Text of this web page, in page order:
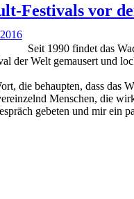
Festivals vor
Seit 1990 findet das
der Welt gemausert und
die behaupten, dass
Menschen, die
gebeten und mir ein